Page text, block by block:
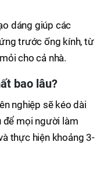
dáng giúp các
trước ống kính, từ
cho cả nhà.
bao lâu?
nghiệp sẽ kéo dài
để mọi người làm
thực hiện khoảng 3-